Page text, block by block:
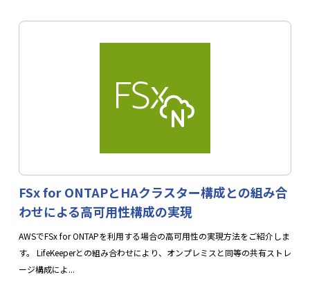
資料をダウンロード
FSx for ONTAPとHAクラスター構成との組み合
わせによる高可用性構成の実現
AWSでFSx for ONTAPを利用する場合の高可用性の実現方法をご紹介しま
す。 LifeKeeperとの組み合わせにより、オンプレミスと同等の共有ストレ
ージ構成によ...